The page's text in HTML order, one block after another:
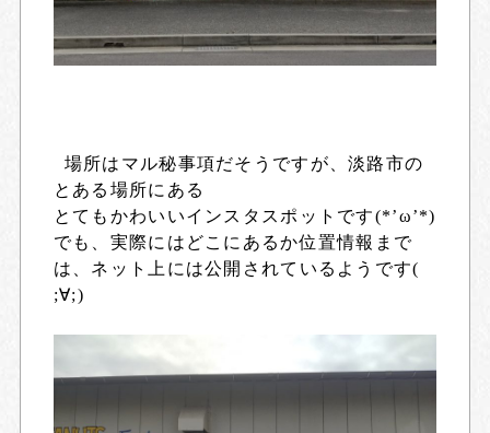
場所はマル秘事項だそうですが、淡路市の
とある場所にある
とてもかわいいインスタスポットです(*’ω’*)
でも、実際にはどこにあるか位置情報まで
は、ネット上には公開されているようです(
;∀;)